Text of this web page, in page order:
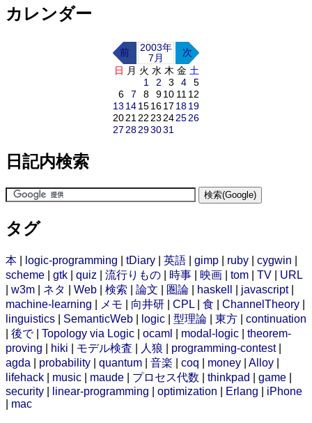
カレンダー
前
2003年
7月
次
日 月 火 水 木 金 土
1
2 3 4
5
6
7 8 910 11 12
13 14151617 1819
2021 22 23 242526
27 28293031
日記内検索
タグ
本 logic-programming tDiary 英語 gimp ruby cygwin
scheme
gtk quiz 流行りもの 時事 映画 tom TV
URL
w3m ネタ Web 検索 論文 圏論 haskell javascript|
machine-learning
メモ 向井研 CPL 食 ChannelTheory
linguistics
SemanticWeb logic 型理論 東方
continuation
後で| Topology via Logic ocaml modal-logic
theorem-
proving
hiki モデル検査 人狼 programming-contest|
agda
probability quantum 音楽 coq money Alloy
lifehack
music maude プロセス代数 thinkpad game
security
linear-programming optimization Erlang
iPhone
mac